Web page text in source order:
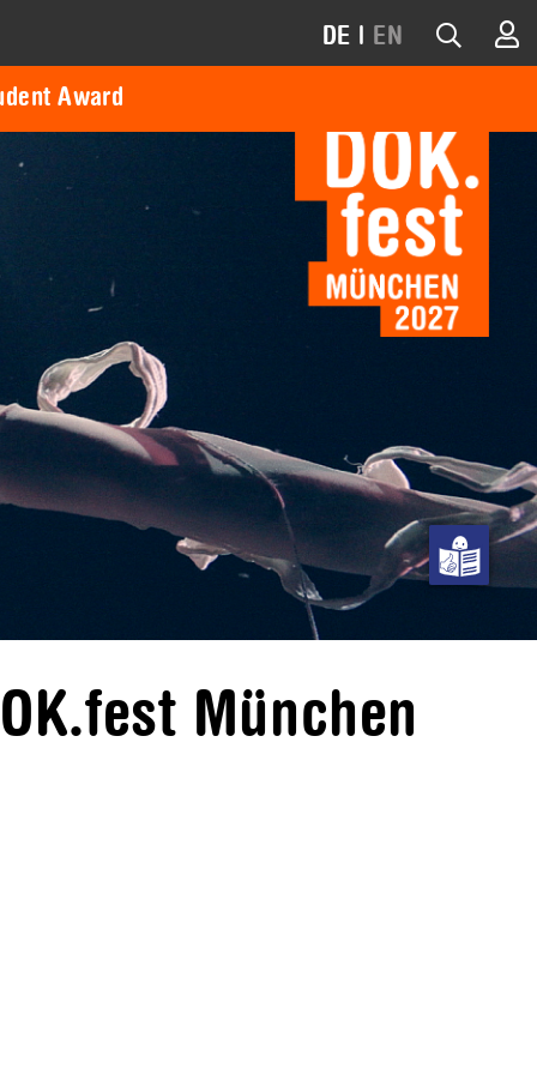
Award
DE | EN
München